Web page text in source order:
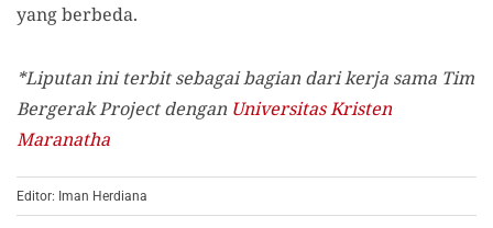
yang berbeda.
*Liputan ini terbit sebagai bagian dari kerja sama Tim
Bergerak Project dengan Universitas Kristen
Maranatha
Editor: Iman Herdiana